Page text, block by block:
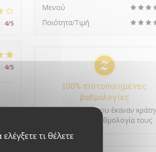
τι θέλετε
: 4/5
: 4/5
Μενού
Ποιότητα/Τιμή
100% πιστοποιημένες
βαθμολογίες
Οι πελάτες μας που έκαναν
έδωσαν τη βαθμολογία τους